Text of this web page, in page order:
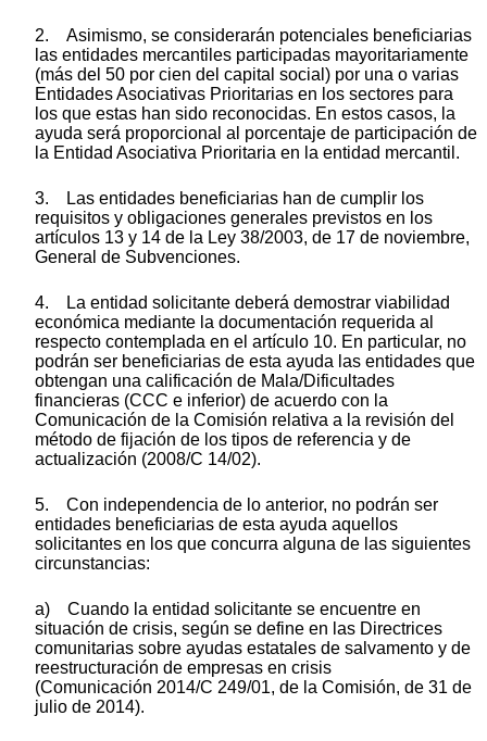
2. Asimismo, se considerarán potenciales beneficiarias
las entidades mercantiles participadas mayoritariamente
(más del 50 por cien del capital social) por una o varias
Entidades Asociativas Prioritarias en los sectores para
los que estas han sido reconocidas. En estos casos, la
ayuda será proporcional al porcentaje de participación de
la Entidad Asociativa Prioritaria en la entidad mercantil.
3. Las entidades beneficiarias han de cumplir los
requisitos y obligaciones generales previstos en los
artículos 13 y 14 de la Ley 38/2003, de 17 de noviembre,
General de Subvenciones.
4. La entidad solicitante deberá demostrar viabilidad
económica mediante la documentación requerida al
respecto contemplada en el artículo 10. En particular, no
podrán ser beneficiarias de esta ayuda las entidades que
obtengan una calificación de Mala/Dificultades
financieras (CCC e inferior) de acuerdo con la
Comunicación de la Comisión relativa a la revisión del
método de fijación de los tipos de referencia y de
actualización (2008/C 14/02).
5. Con independencia de lo anterior, no podrán ser
entidades beneficiarias de esta ayuda aquellos
solicitantes en los que concurra alguna de las siguientes
circunstancias:
a) Cuando la entidad solicitante se encuentre en
situación de crisis, según se define en las Directrices
comunitarias sobre ayudas estatales de salvamento y de
reestructuración de empresas en crisis
(Comunicación 2014/C 249/01, de la Comisión, de 31 de
julio de 2014).